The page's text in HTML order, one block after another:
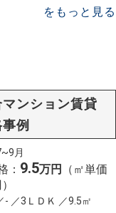
をもっと見る
ンション賃貸
例
月
： 9.5万円
（㎡単価
- ／3ＬＤＫ ／9.5㎡